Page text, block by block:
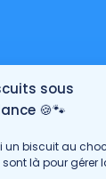
sous
🍪🐾
un biscuit au
là pour gérer